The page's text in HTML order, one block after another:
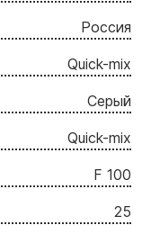
Россия
Quick-mix
Серый
Quick-mix
F 100
25